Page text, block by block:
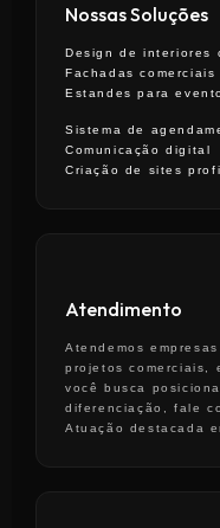
Nossas Soluções
Design de interiores
Fachadas comerciais
Estandes para
Sistema de
Comunicação digital
Criação de sites
Atendimento
Atendemos
projetos comerciais,
você busca
diferenciação, fale
Atuação destacada